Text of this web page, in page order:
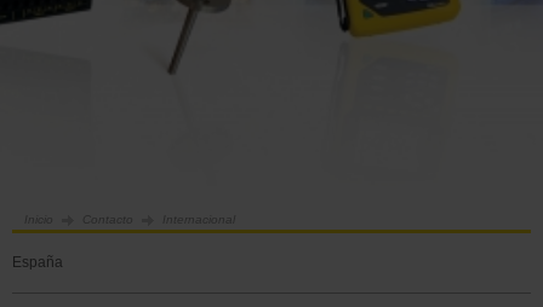
Inicio Contacto Internacional
España